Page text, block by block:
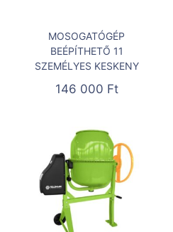
MOSOGATÓGÉP
BEÉPÍTHETŐ 11
SZEMÉLYES KESKENY
146 000 Ft